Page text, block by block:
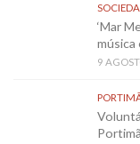
‘Mar
música
9